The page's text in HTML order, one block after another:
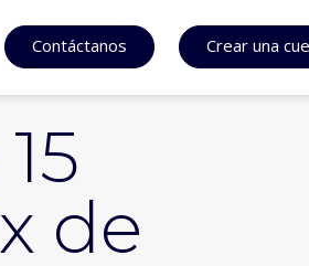
Contáctanos Crear una
de